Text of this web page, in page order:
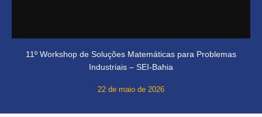
11º Workshop de Soluções Matemáticas para Problemas
Industriais – SEI-Bahia
22 de maio de 2026